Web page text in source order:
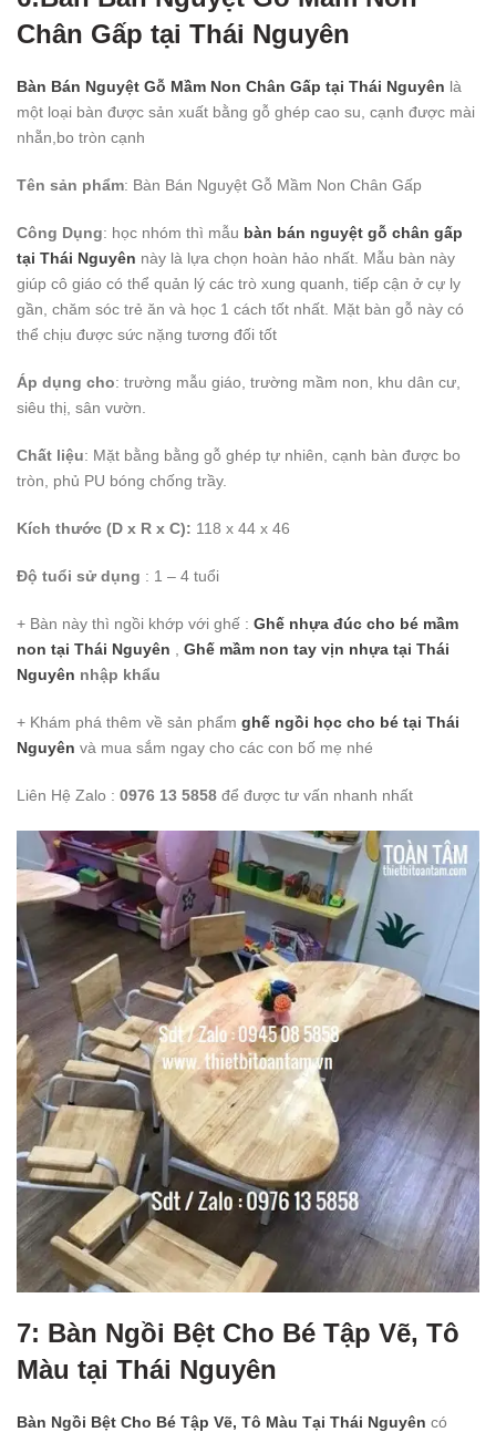
Chân Gấp tại Thái Nguyên
Bàn Bán Nguyệt Gỗ Mầm Non Chân Gấp tại Thái Nguyên là
một loại bàn được sản xuất bằng gỗ ghép cao su, cạnh được mài
nhẵn,bo tròn cạnh
Tên sản phẩm: Bàn Bán Nguyệt Gỗ Mầm Non Chân Gấp
Công Dụng: học nhóm thì mẫu bàn bán nguyệt gỗ chân gấp
tại Thái Nguyên này là lựa chọn hoàn hảo nhất. Mẫu bàn này
giúp cô giáo có thể quản lý các trò xung quanh, tiếp cận ở cự ly
gần, chăm sóc trẻ ăn và học 1 cách tốt nhất. Mặt bàn gỗ này có
thể chịu được sức nặng tương đối tốt
Áp dụng cho: trường mẫu giáo, trường mầm non, khu dân cư,
siêu thị, sân vườn.
Chất liệu: Mặt bằng bằng gỗ ghép tự nhiên, cạnh bàn được bo
tròn, phủ PU bóng chống trầy.
Kích thước (D x R x C): 118 x 44 x 46
Độ tuổi sử dụng : 1 – 4 tuổi
+ Bàn này thì ngồi khớp với ghế : Ghế nhựa đúc cho bé mầm
non tại Thái Nguyên
Ghế mầm non tay vịn nhựa tại Thái
Nguyên nhập khẩu
+ Khám phá thêm về sản phẩm ghế ngồi học cho bé tại Thái
Nguyên và mua sắm ngay cho các con bố mẹ nhé
Liên Hệ Zalo : 0976 13 5858 để được tư vấn nhanh nhất
7: Bàn Ngồi Bệt Cho Bé Tập Vẽ, Tô
Màu tại Thái Nguyên
Bàn Ngồi Bệt Cho Bé Tập Vẽ, Tô Màu Tại Thái Nguyên có